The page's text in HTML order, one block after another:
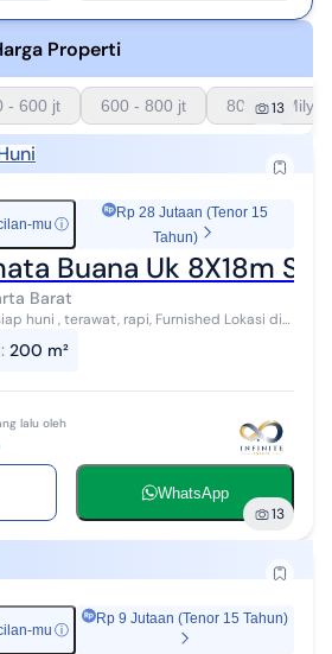
Properti
- 600 jt 600 - 800 jt 800 - 1 Milyar
13
mu ⓘ
Rp 28 Jutaan (Tenor 15
Tahun)
Buana Uk 8X18m
Barat
rapi, Furnished Lokasi di
(8x18) LB 200 m2 (2
: 200 m²
lalu oleh
WhatsApp
13
mu ⓘ
Rp 9 Jutaan (Tenor 15 Tahun)